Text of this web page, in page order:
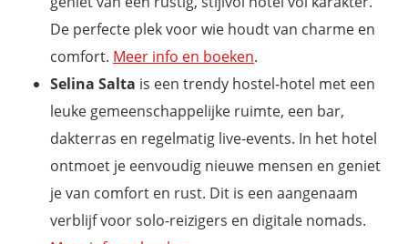
De perfecte plek voor wie houdt van charme en
comfort. Meer info en boeken.
Selina Salta is een trendy hostel-hotel met een
leuke gemeenschappelijke ruimte, een bar,
dakterras en regelmatig live-events. In het hotel
ontmoet je eenvoudig nieuwe mensen en geniet
je van comfort en rust. Dit is een aangenaam
verblijf voor solo-reizigers en digitale nomads.